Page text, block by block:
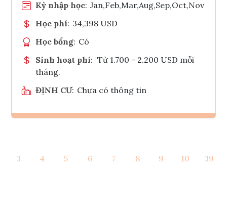
Kỳ nhập học: Jan,Feb,Mar,Aug,Sep,Oct,Nov
Học phí: 34,398 USD
Học bổng: Có
Sinh hoạt phí: Từ 1.700 - 2.200 USD mỗi
tháng.
ĐỊNH CƯ: Chưa có thông tin
Tham vấn Interlink
3 4 5 6 7 8 9 10 39